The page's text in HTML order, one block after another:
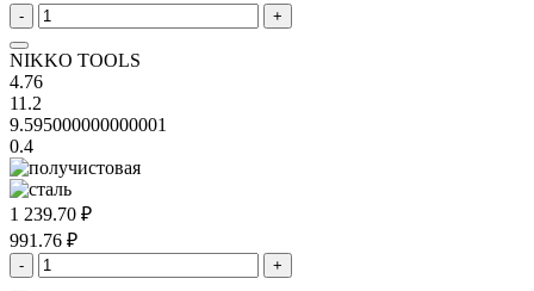
- +
NIKKO TOOLS
4.76
11.2
9.595000000000001
0.4
1 239.70 ₽
991.76 ₽
- +